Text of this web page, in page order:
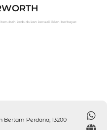
berubah kedudukan kecuali iklan berbayar.
Bertam Perdana, 13200